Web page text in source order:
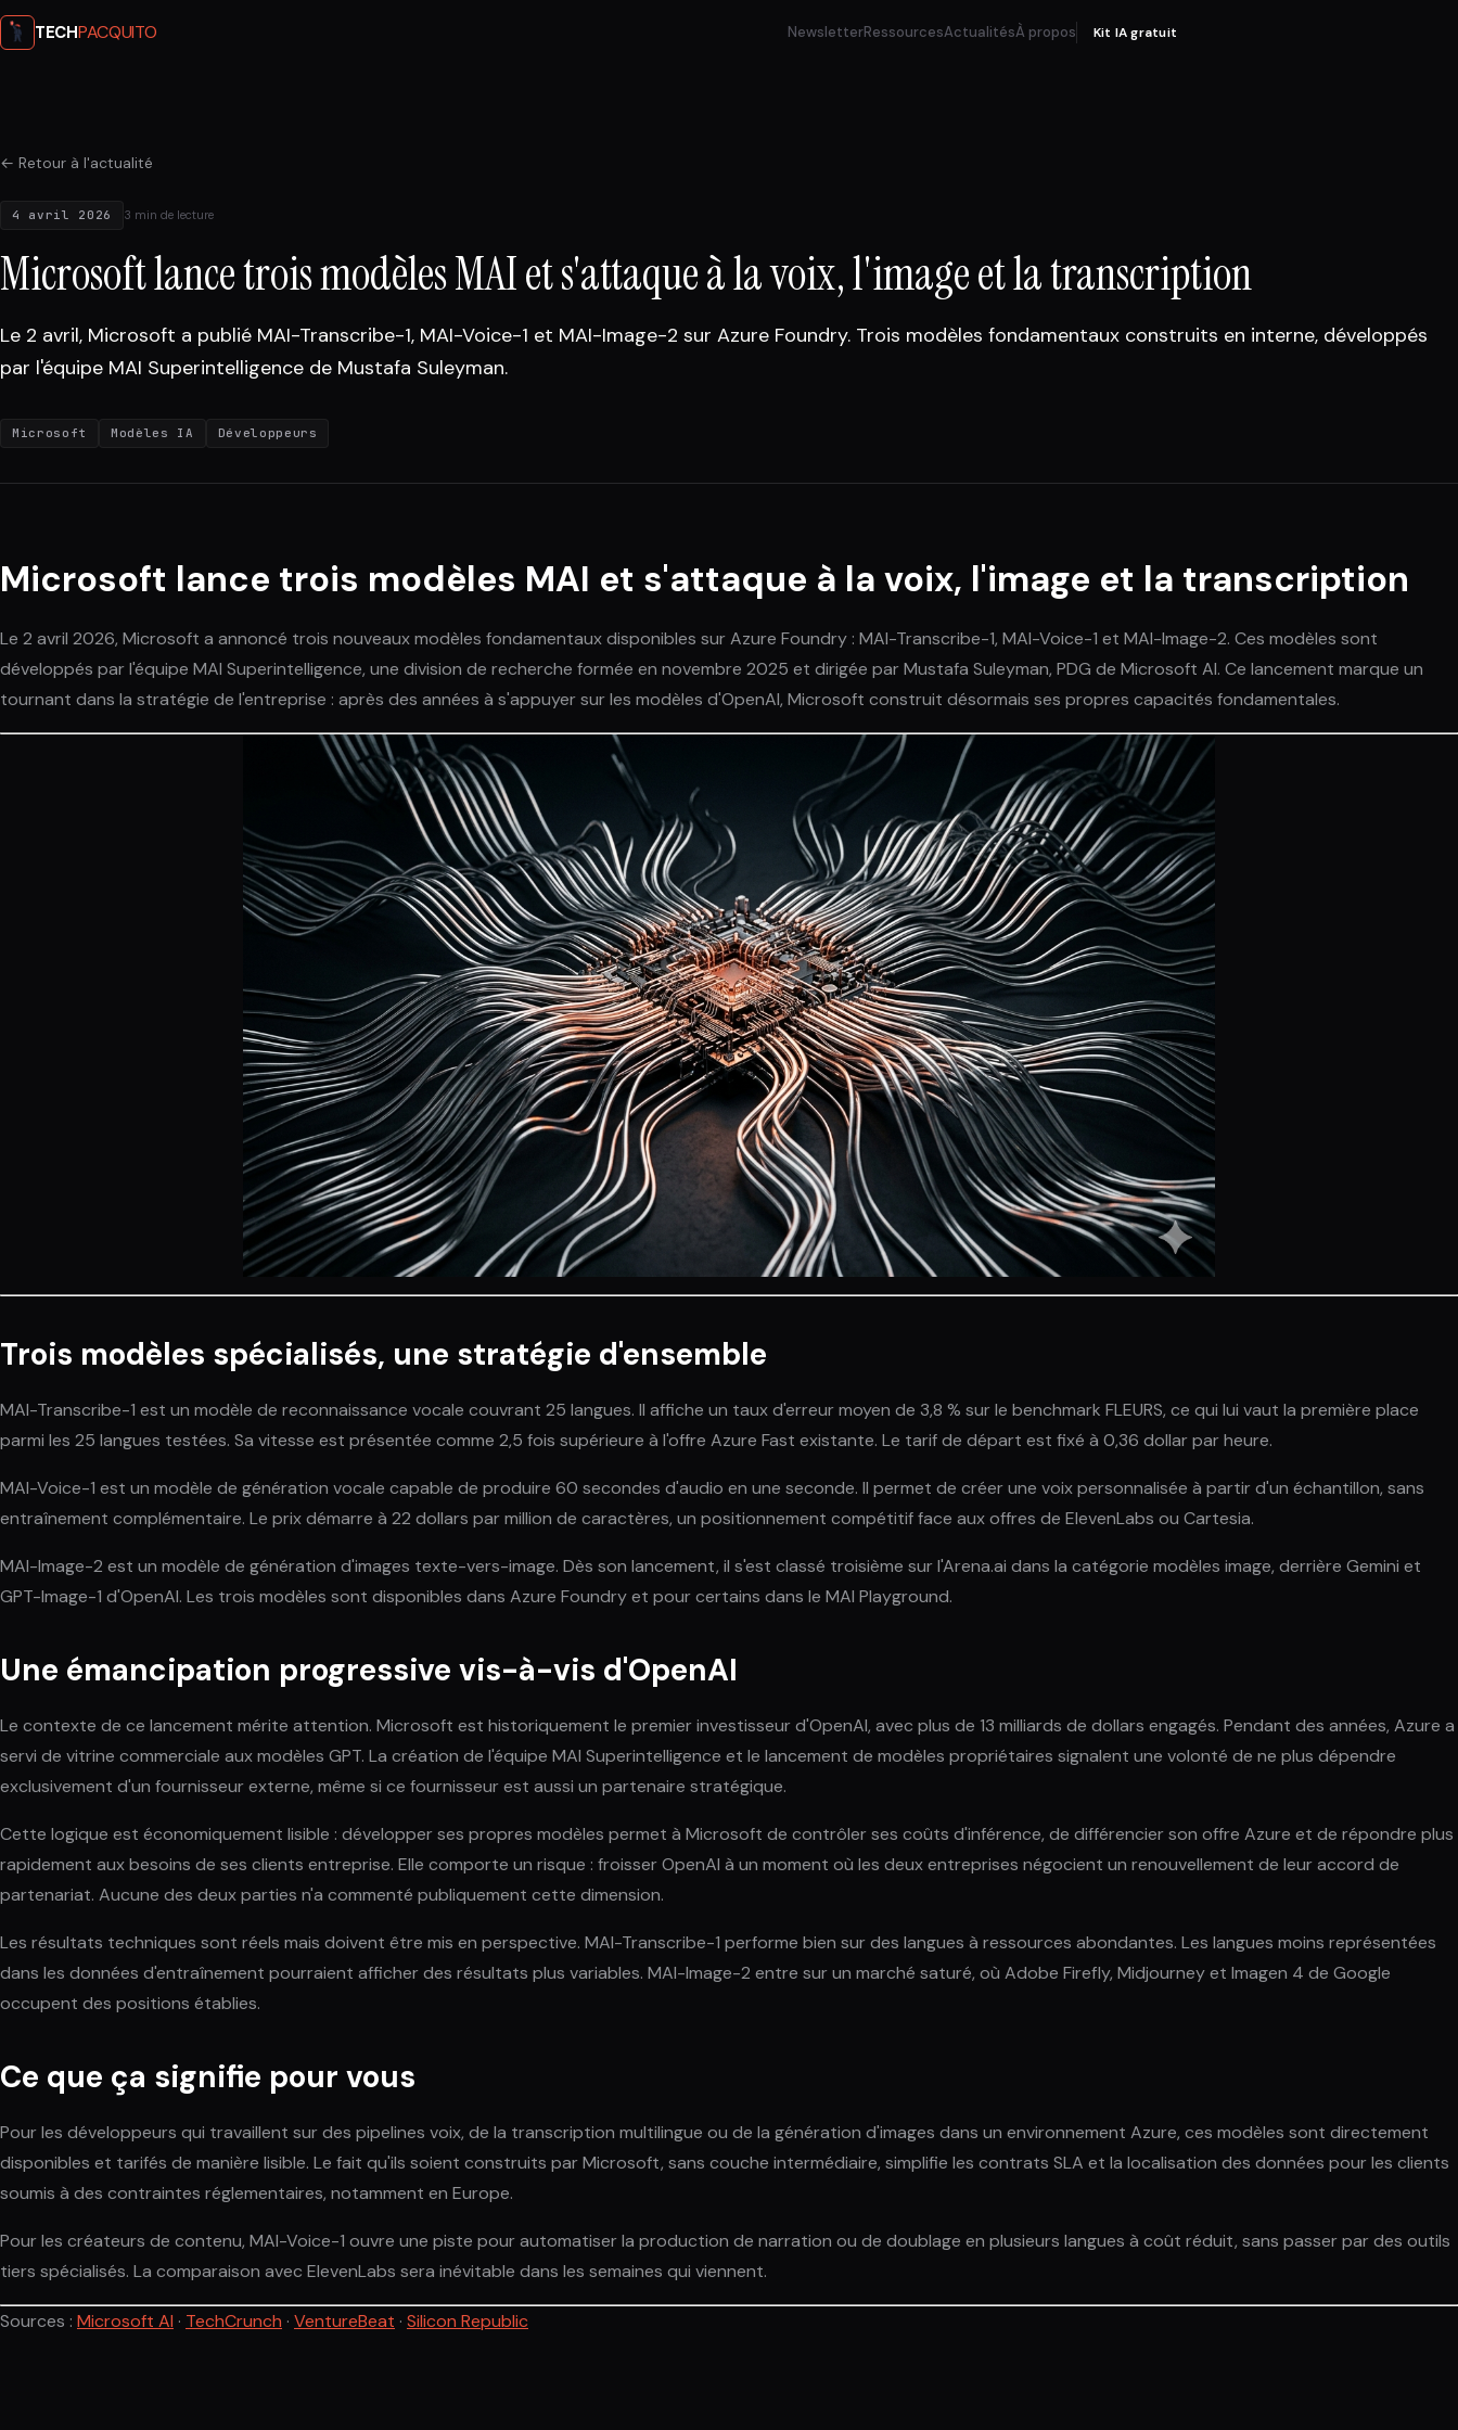
TECHPACQUITO NewsletterRessourcesActualitésÀ propos Kit IA gratuit
← Retour à l'actualité
4 avril 2026 3 min de lecture
Microsoft lance trois modèles MAI et s'attaque à la voix, l'image et la transcription
Le 2 avril, Microsoft a publié MAI-Transcribe-1, MAI-Voice-1 et MAI-Image-2 sur Azure Foundry. Trois modèles fondamentaux construits en interne, développés
par l'équipe MAI Superintelligence de Mustafa Suleyman.
Microsoft Modèles IA Développeurs
Microsoft lance trois modèles MAI et s'attaque à la voix, l'image et la transcription
Le 2 avril 2026, Microsoft a annoncé trois nouveaux modèles fondamentaux disponibles sur Azure Foundry : MAI-Transcribe-1, MAI-Voice-1 et MAI-Image-2. Ces modèles sont
développés par l'équipe MAI Superintelligence, une division de recherche formée en novembre 2025 et dirigée par Mustafa Suleyman, PDG de Microsoft AI. Ce lancement marque un
tournant dans la stratégie de l'entreprise : après des années à s'appuyer sur les modèles d'OpenAI, Microsoft construit désormais ses propres capacités fondamentales.
Trois modèles spécialisés, une stratégie d'ensemble
MAI-Transcribe-1 est un modèle de reconnaissance vocale couvrant 25 langues. Il affiche un taux d'erreur moyen de 3,8 % sur le benchmark FLEURS, ce qui lui vaut la première place
parmi les 25 langues testées. Sa vitesse est présentée comme 2,5 fois supérieure à l'offre Azure Fast existante. Le tarif de départ est fixé à 0,36 dollar par heure.
MAI-Voice-1 est un modèle de génération vocale capable de produire 60 secondes d'audio en une seconde. Il permet de créer une voix personnalisée à partir d'un échantillon, sans
entraînement complémentaire. Le prix démarre à 22 dollars par million de caractères, un positionnement compétitif face aux offres de ElevenLabs ou Cartesia.
MAI-Image-2 est un modèle de génération d'images texte-vers-image. Dès son lancement, il s'est classé troisième sur l'Arena.ai dans la catégorie modèles image, derrière Gemini et
GPT-Image-1 d'OpenAI. Les trois modèles sont disponibles dans Azure Foundry et pour certains dans le MAI Playground.
Une émancipation progressive vis-à-vis d'OpenAI
Le contexte de ce lancement mérite attention. Microsoft est historiquement le premier investisseur d'OpenAI, avec plus de 13 milliards de dollars engagés. Pendant des années, Azure a
servi de vitrine commerciale aux modèles GPT. La création de l'équipe MAI Superintelligence et le lancement de modèles propriétaires signalent une volonté de ne plus dépendre
exclusivement d'un fournisseur externe, même si ce fournisseur est aussi un partenaire stratégique.
Cette logique est économiquement lisible : développer ses propres modèles permet à Microsoft de contrôler ses coûts d'inférence, de différencier son offre Azure et de répondre plus
rapidement aux besoins de ses clients entreprise. Elle comporte un risque : froisser OpenAI à un moment où les deux entreprises négocient un renouvellement de leur accord de
partenariat. Aucune des deux parties n'a commenté publiquement cette dimension.
Les résultats techniques sont réels mais doivent être mis en perspective. MAI-Transcribe-1 performe bien sur des langues à ressources abondantes. Les langues moins représentées
dans les données d'entraînement pourraient afficher des résultats plus variables. MAI-Image-2 entre sur un marché saturé, où Adobe Firefly, Midjourney et Imagen 4 de Google
occupent des positions établies.
Ce que ça signifie pour vous
Pour les développeurs qui travaillent sur des pipelines voix, de la transcription multilingue ou de la génération d'images dans un environnement Azure, ces modèles sont directement
disponibles et tarifés de manière lisible. Le fait qu'ils soient construits par Microsoft, sans couche intermédiaire, simplifie les contrats SLA et la localisation des données pour les clients
soumis à des contraintes réglementaires, notamment en Europe.
Pour les créateurs de contenu, MAI-Voice-1 ouvre une piste pour automatiser la production de narration ou de doublage en plusieurs langues à coût réduit, sans passer par des outils
tiers spécialisés. La comparaison avec ElevenLabs sera inévitable dans les semaines qui viennent.
Sources : Microsoft AI · TechCrunch · VentureBeat · Silicon Republic